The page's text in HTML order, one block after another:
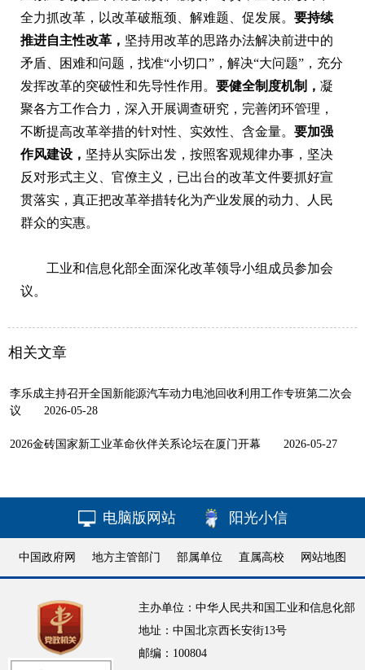
全力抓改革，以改革破瓶颈、解难题、促发展。 要持续
推进自主性改革， 坚持用改革的思路办法解决前进中的
矛盾、困难和问题，找准“小切口”，解决“大问题”，充分
发挥改革的突破性和先导性作用。 要健全制度机制， 凝
聚各方工作合力，深入开展调查研究，完善闭环管理，
不断提高改革举措的针对性、实效性、含金量。 要加强
作风建设， 坚持从实际出发，按照客观规律办事，坚决
反对形式主义、官僚主义，已出台的改革文件要抓好宣
贯落实，真正把改革举措转化为产业发展的动力、人民
群众的实惠。
工业和信息化部全面深化改革领导小组成员参加会
议。
相关文章
李乐成主持召开全国新能源汽车动力电池回收利用工作专班第二次会
议
2026-05-28
2026金砖国家新工业革命伙伴关系论坛在厦门开幕 2026-05-27
电脑版网站 阳光小信
中国政府网 地方主管部门 部属单位 直属高校 网站地图
主办单位：中华人民共和国工业和信息化部
地址：中国北京西长安街13号
邮编：100804